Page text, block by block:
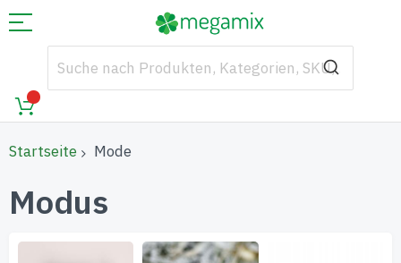
Startseite Mode
Modus